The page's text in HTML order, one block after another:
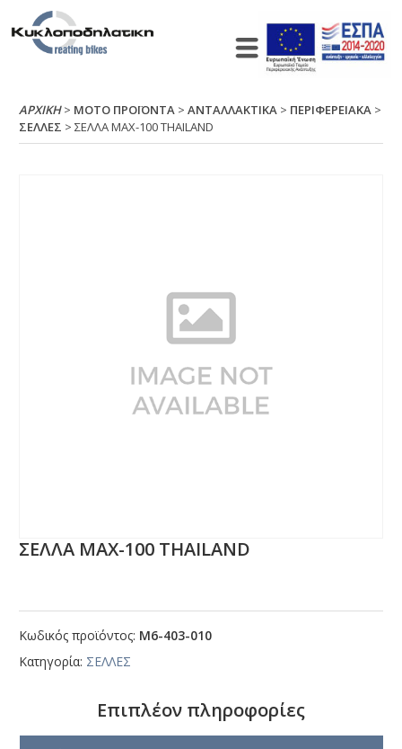
ΑΡΧΙΚΉ> ΜΟΤΟ ΠΡΟΪΟΝΤΑ >ΑΝΤΑΛΛΑΚΤΙΚΑ > ΠΕΡΙΦΕΡΕΙΑΚΑ >
ΣΕΛΛΕΣ > ΣΕΛΛΑ ΜΑΧ-100 ΤΗΑΙLΑΝD
ΣΕΛΛΑ ΜΑΧ-100 ΤΗΑΙLΑΝD
Κωδικός προϊόντος: Μ6-403-010
Κατηγορία: ΣΕΛΛΕΣ
Επιπλέον πληροφορίες